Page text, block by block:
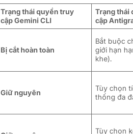
Trạng thái quyền truy
cập Gemini CLI
Trạng thái
cập
Bị cắt hoàn toàn
Bắt buộc
giới hạn
khe).
Giữ nguyên
Tùy chọn
thống đa
Tùy chọn